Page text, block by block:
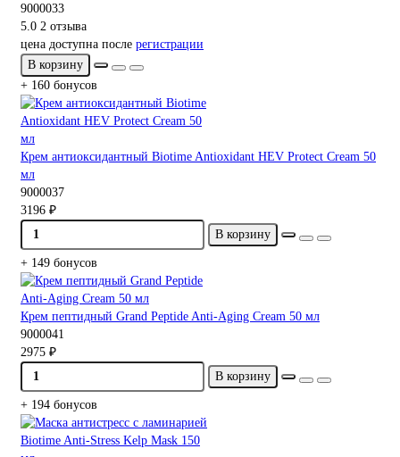
9000033
5.0 2 отзыва
цена доступна после регистрации
В корзину
+ 160 бонусов
Крем антиоксидантный Biotime Antioxidant HEV Protect Cream 50
мл
9000037
3196 ₽
В корзину
+ 149 бонусов
Крем пептидный Grand Peptide Anti-Aging Cream 50 мл
9000041
2975 ₽
В корзину
+ 194 бонусов